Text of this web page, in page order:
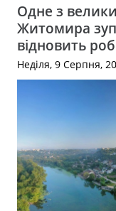
Одне з
Житомира
відновить
Неділя, 9 Серпня,